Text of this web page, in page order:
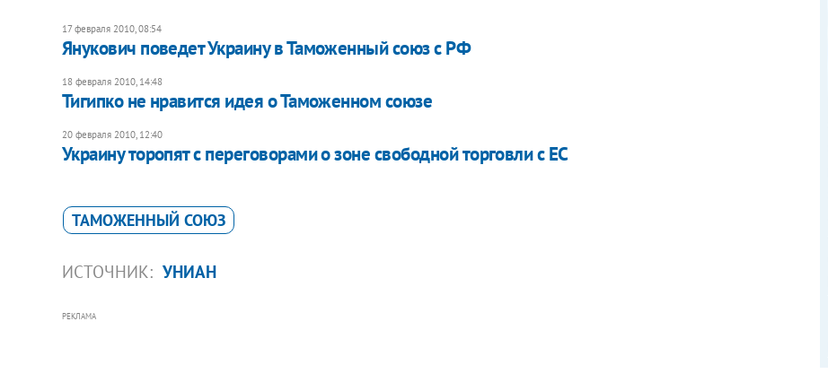
17 февраля 2010, 08:54
Янукович поведет Украину в Таможенный союз с РФ
18 февраля 2010, 14:48
Тигипко не нравится идея о Таможенном союзе
20 февраля 2010, 12:40
Украину торопят с переговорами о зоне свободной торговли с ЕС
ТАМОЖЕННЫЙ СОЮЗ
ИСТОЧНИК: УНИАН
РЕКЛАМА